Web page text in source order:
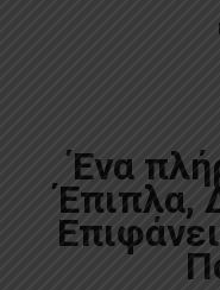
Ένα
Έπιπλα,